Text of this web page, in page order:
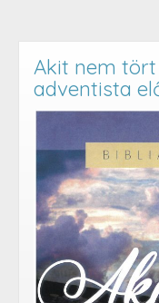
Akit nem
adventista